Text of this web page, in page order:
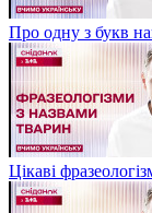
Про одну з букв
Цікаві